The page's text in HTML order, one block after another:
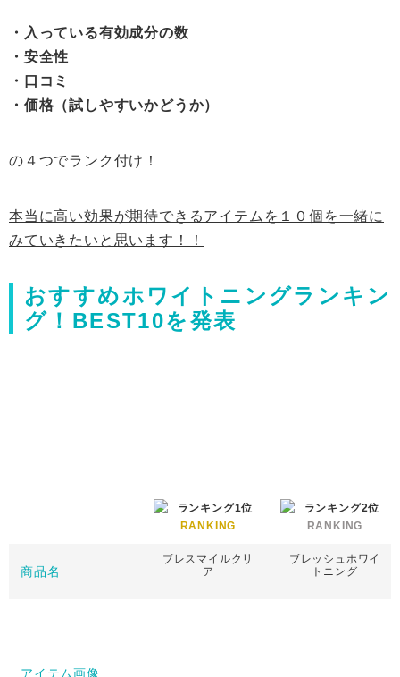
・入っている有効成分の数
・安全性
・口コミ
・価格（試しやすいかどうか）
の４つでランク付け！
本当に高い効果が期待できるアイテムを１０個を一緒に
みていきたいと思います！！
おすすめホワイトニングランキン
グ！BEST10を発表
RANKING RANKING
商品名
ブレスマイルクリ
ア
ブレッシュホワイ
トニング
アイテム画像